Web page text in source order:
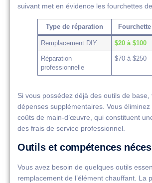
suivant met en évidence les fourchettes
Type de réparation
Remplacement DIY $20 à $100
Réparation
professionnelle
$70 à $250
Si vous possédez déjà des outils de base,
dépenses supplémentaires. Vous
coûts de main-d’œuvre, qui constituent
des frais de service professionnel.
Outils et compétences
Vous avez besoin de quelques outils
remplacement de l’élément chauffant. La